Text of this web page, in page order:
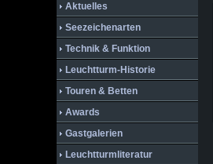
Aktuelles
Seezeichenarten
Technik & Funktion
Leuchtturm-Historie
Touren & Betten
Awards
Gastgalerien
Leuchtturmliteratur